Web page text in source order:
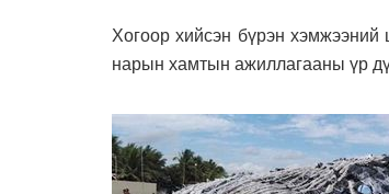
Хогоор хийсэн бүрэн хэмжээний
нарын хамтын ажиллагааны үр